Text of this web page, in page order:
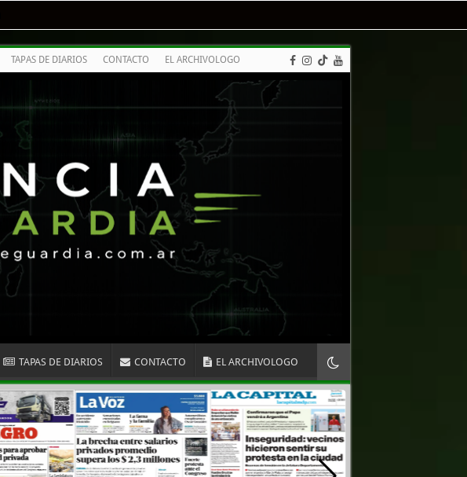
TAPAS DE DIARIOS CONTACTO EL ARCHIVOLOGO
TAPAS DE DIARIOS CONTACTO EL ARCHIVOLOGO